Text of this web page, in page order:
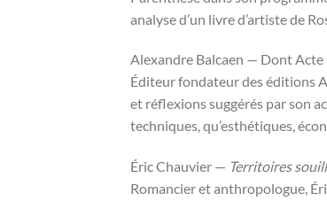
analyse d’un livre d’artiste de
Alexandre Balcaen — Dont
Éditeur fondateur des éditions
et réflexions suggérés par son
techniques, qu’esthétiques,
Éric Chauvier — Territoires
Romancier et anthropologue,